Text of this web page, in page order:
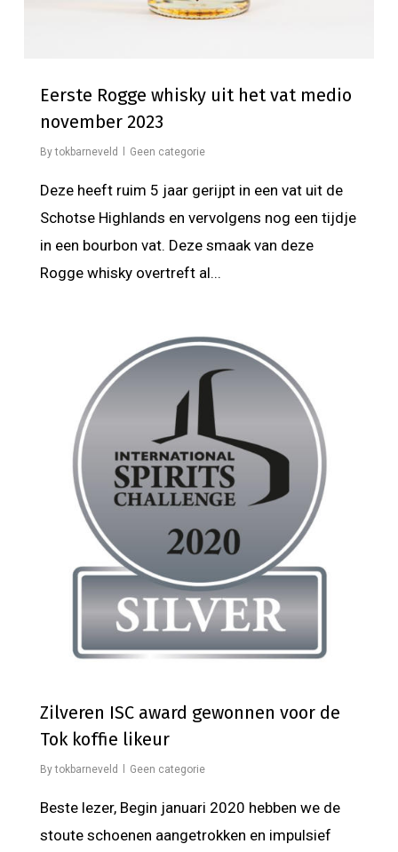
Eerste Rogge whisky uit het vat medio
november 2023
By tokbarneveld Geen categorie
Deze heeft ruim 5 jaar gerijpt in een vat uit de
Schotse Highlands en vervolgens nog een tijdje
in een bourbon vat. Deze smaak van deze
Rogge whisky overtreft al...
Zilveren ISC award gewonnen voor de
Tok koffie likeur
By tokbarneveld Geen categorie
Beste lezer, Begin januari 2020 hebben we de
stoute schoenen aangetrokken en impulsief